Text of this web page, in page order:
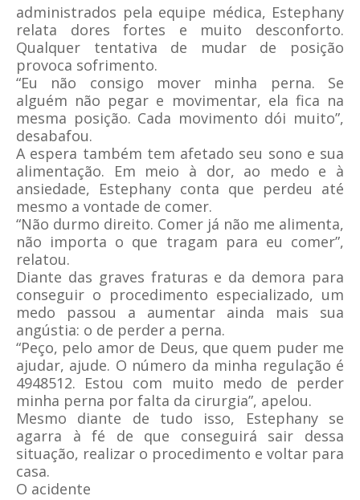
administrados pela equipe médica, Estephany
relata dores fortes e muito desconforto.
Qualquer tentativa de mudar de posição
provoca sofrimento.
“Eu não consigo mover minha perna. Se
alguém não pegar e movimentar, ela fica na
mesma posição. Cada movimento dói muito”,
desabafou.
A espera também tem afetado seu sono e sua
alimentação. Em meio à dor, ao medo e à
ansiedade, Estephany conta que perdeu até
mesmo a vontade de comer.
“Não durmo direito. Comer já não me alimenta,
não importa o que tragam para eu comer”,
relatou.
Diante das graves fraturas e da demora para
conseguir o procedimento especializado, um
medo passou a aumentar ainda mais sua
angústia: o de perder a perna.
“Peço, pelo amor de Deus, que quem puder me
ajudar, ajude. O número da minha regulação é
4948512. Estou com muito medo de perder
minha perna por falta da cirurgia”, apelou.
Mesmo diante de tudo isso, Estephany se
agarra à fé de que conseguirá sair dessa
situação, realizar o procedimento e voltar para
casa.
O acidente